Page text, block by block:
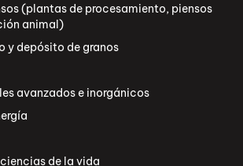
(plantas de procesamiento, piensos
animal)
y depósito de granos
avanzados e inorgánicos
de la vida